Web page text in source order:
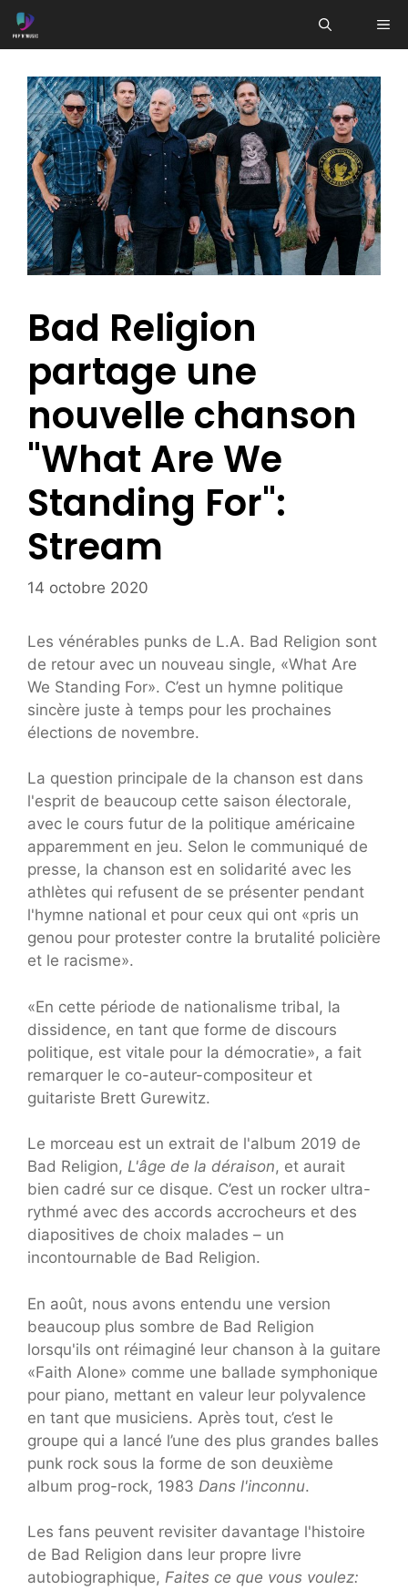
Aller
au
Bad Religion
partage une
nouvelle chanson
"What Are We
Standing For":
Stream
14 octobre 2020
Les vénérables punks de L.A. Bad Religion sont
de retour avec un nouveau single, «What Are
We Standing For». C’est un hymne politique
sincère juste à temps pour les prochaines
élections de novembre.
La question principale de la chanson est dans
l'esprit de beaucoup cette saison électorale,
avec le cours futur de la politique américaine
apparemment en jeu. Selon le communiqué de
presse, la chanson est en solidarité avec les
athlètes qui refusent de se présenter pendant
l'hymne national et pour ceux qui ont «pris un
genou pour protester contre la brutalité policière
et le racisme».
«En cette période de nationalisme tribal, la
dissidence, en tant que forme de discours
politique, est vitale pour la démocratie», a fait
remarquer le co-auteur-compositeur et
guitariste Brett Gurewitz.
Le morceau est un extrait de l'album 2019 de
Bad Religion, L'âge de la déraison, et aurait
bien cadré sur ce disque. C’est un rocker ultra-
rythmé avec des accords accrocheurs et des
diapositives de choix malades – un
incontournable de Bad Religion.
En août, nous avons entendu une version
beaucoup plus sombre de Bad Religion
lorsqu'ils ont réimaginé leur chanson à la guitare
«Faith Alone» comme une ballade symphonique
pour piano, mettant en valeur leur polyvalence
en tant que musiciens. Après tout, c’est le
groupe qui a lancé l’une des plus grandes balles
punk rock sous la forme de son deuxième
album prog-rock, 1983 Dans l'inconnu.
Les fans peuvent revisiter davantage l'histoire
de Bad Religion dans leur propre livre
autobiographique, Faites ce que vous voulez: